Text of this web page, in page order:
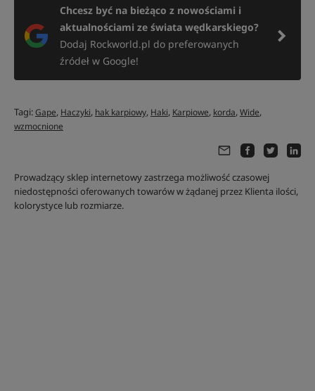
Chcesz być na bieżąco z nowościami i
aktualnościami ze świata wędkarskiego?
Dodaj Rockworld.pl do preferowanych
źródeł w Google!
Tagi:Gape, Haczyki, hak karpiowy, Haki, Karpiowe, korda,Wide,
wzmocnione
Prowadzący sklep internetowy zastrzega możliwość czasowej
niedostępności oferowanych towarów w żądanej przez Klienta ilości,
kolorystyce lub rozmiarze.